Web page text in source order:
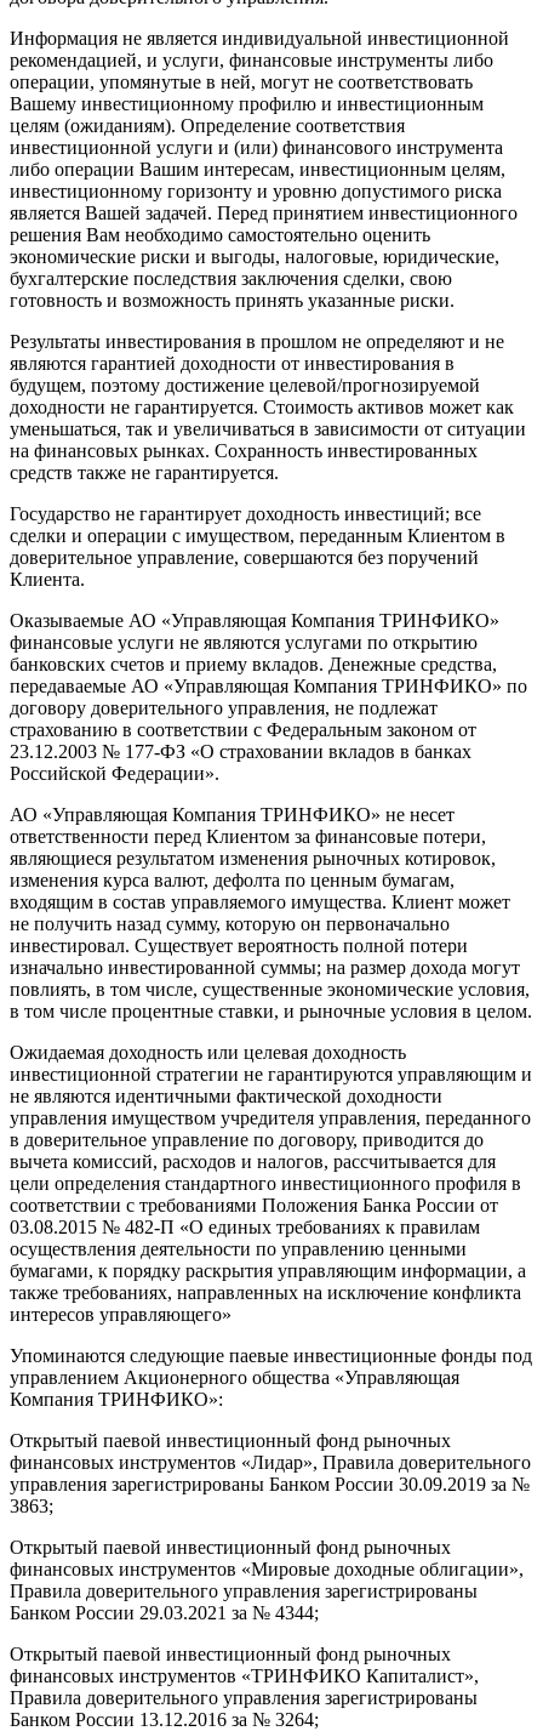
Информация не является индивидуальной инвестиционной
рекомендацией, и услуги, финансовые инструменты либо
операции, упомянутые в ней, могут не соответствовать
Вашему инвестиционному профилю и инвестиционным
целям (ожиданиям). Определение соответствия
инвестиционной услуги и (или) финансового инструмента
либо операции Вашим интересам, инвестиционным целям,
инвестиционному горизонту и уровню допустимого риска
является Вашей задачей. Перед принятием инвестиционного
решения Вам необходимо самостоятельно оценить
экономические риски и выгоды, налоговые, юридические,
бухгалтерские последствия заключения сделки, свою
готовность и возможность принять указанные риски.
Результаты инвестирования в прошлом не определяют и не
являются гарантией доходности от инвестирования в
будущем, поэтому достижение целевой/прогнозируемой
доходности не гарантируется. Стоимость активов может как
уменьшаться, так и увеличиваться в зависимости от ситуации
на финансовых рынках. Сохранность инвестированных
средств также не гарантируется.
Государство не гарантирует доходность инвестиций; все
сделки и операции с имуществом, переданным Клиентом в
доверительное управление, совершаются без поручений
Клиента.
Оказываемые АО «Управляющая Компания ТРИНФИКО»
финансовые услуги не являются услугами по открытию
банковских счетов и приему вкладов. Денежные средства,
передаваемые АО «Управляющая Компания ТРИНФИКО» по
договору доверительного управления, не подлежат
страхованию в соответствии с Федеральным законом от
23.12.2003 № 177-ФЗ «О страховании вкладов в банках
Российской Федерации».
АО «Управляющая Компания ТРИНФИКО» не несет
ответственности перед Клиентом за финансовые потери,
являющиеся результатом изменения рыночных котировок,
изменения курса валют, дефолта по ценным бумагам,
входящим в состав управляемого имущества. Клиент может
не получить назад сумму, которую он первоначально
инвестировал. Существует вероятность полной потери
изначально инвестированной суммы; на размер дохода могут
повлиять, в том числе, существенные экономические условия,
в том числе процентные ставки, и рыночные условия в целом.
Ожидаемая доходность или целевая доходность
инвестиционной стратегии не гарантируются управляющим и
не являются идентичными фактической доходности
управления имуществом учредителя управления, переданного
в доверительное управление по договору, приводится до
вычета комиссий, расходов и налогов, рассчитывается для
цели определения стандартного инвестиционного профиля в
соответствии с требованиями Положения Банка России от
03.08.2015 № 482-П «О единых требованиях к правилам
осуществления деятельности по управлению ценными
бумагами, к порядку раскрытия управляющим информации, а
также требованиях, направленных на исключение конфликта
интересов управляющего»
Упоминаются следующие паевые инвестиционные фонды под
управлением Акционерного общества «Управляющая
Компания ТРИНФИКО»:
Открытый паевой инвестиционный фонд рыночных
финансовых инструментов «Лидар», Правила доверительного
управления зарегистрированы Банком России 30.09.2019 за №
3863;
Открытый паевой инвестиционный фонд рыночных
финансовых инструментов «Мировые доходные облигации»,
Правила доверительного управления зарегистрированы
Банком России 29.03.2021 за № 4344;
Открытый паевой инвестиционный фонд рыночных
финансовых инструментов «ТРИНФИКО Капиталист»,
Правила доверительного управления зарегистрированы
Банком России 13.12.2016 за № 3264;